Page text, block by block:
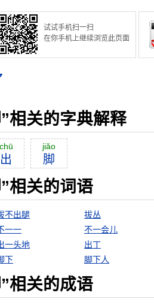
试试手机扫一扫
在你手机上继续浏览此页面
相关的字典解释
chū
出
jiăo
脚
相关的词语
不出腿
拔丛
一一
不一会儿
一头地
出丁
下 脚下人
相关的成语